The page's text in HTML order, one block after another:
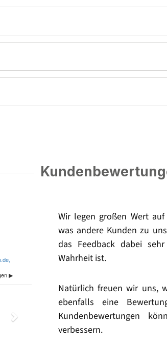
Wir legen großen Wert
was andere Kunden zu
das Feedback dabei
Wahrheit ist.
Natürlich freuen wir uns,
ebenfalls eine
Kundenbewertungen
verbessern.